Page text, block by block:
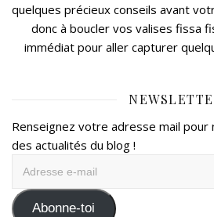
quelques précieux conseils avant
donc à boucler vos valises fissa
immédiat pour aller capturer
Renseignez votre adresse mail pour
des actualités du blog !
mail Abonne-toi